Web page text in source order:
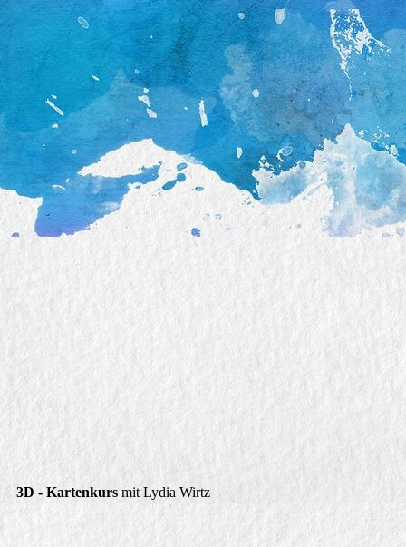
Geburtstag
3D - Kartenkursmit Lydia Wirtz